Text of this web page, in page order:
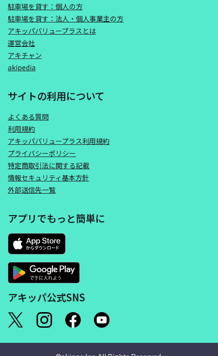
駐車場を貸す：個人の方
駐車場を貸す：法人・個人事業主の方
アキッパバリュープラスとは
運営会社
アキチャン
akipedia
サイトの利用について
よくある質問
利用規約
アキッパバリュープラス利用規約
プライバシーポリシー
特定商取引法に関する記載
情報セキュリティ基本方針
外部送信先一覧
アプリでもっと簡単に
アキッパ公式SNS